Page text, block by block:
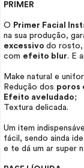
PRIMER
O Primer Facial
na sua produção,
excessivo do rosto,
com efeito blur. E
Make natural e
Redução dos poros
Efeito aveludado;
Textura delicada.
Um item
fácil, sendo ainda
e te dá um ar super